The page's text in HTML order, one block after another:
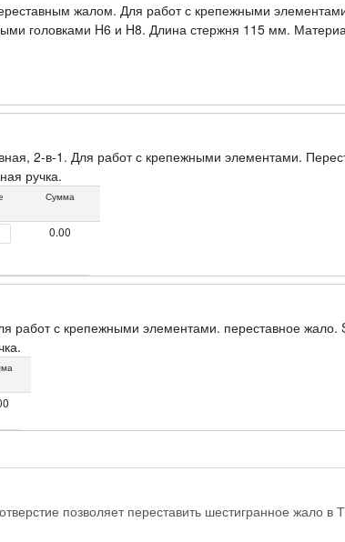
жалом. Для работ с крепежными
головками H6 и H8. Длина стержня 115 мм.
покрытием, пластиковая прорезиненная
2-в-1. Для работ с крепежными элементами.
ручка.
Сумма
0.00
работ с крепежными элементами. переставное
позволяет переставить шестигранное